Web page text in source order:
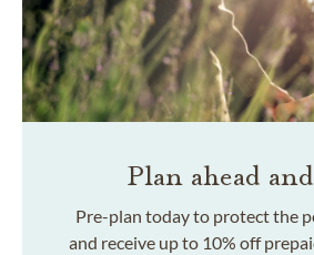
Plan ahead
Pre-plan today to protect the
and receive up to 10% off